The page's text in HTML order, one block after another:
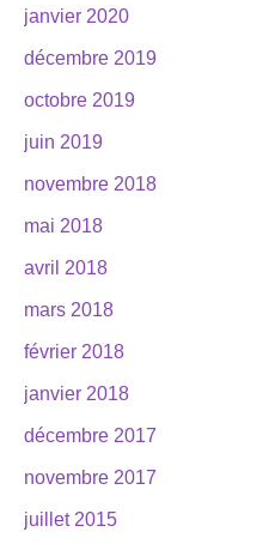
janvier 2020
décembre 2019
octobre 2019
juin 2019
novembre 2018
mai 2018
avril 2018
mars 2018
février 2018
janvier 2018
décembre 2017
novembre 2017
juillet 2015